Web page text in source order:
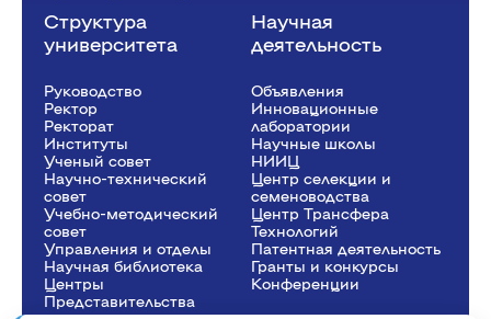
Структура
университета
Руководство
Ректор
Рeкторат
Институты
Ученый совет
Научно-технический
совет
Учебно-методический
совет
Управления и отделы
Научная библиотека
Центры
Представительства
Научная
деятельность
Объявления
Инновационные
лаборатории
Научные школы
НИИЦ
Центр селекции и
семеноводства
Центр Трансфера
Технологий
Патентная деятельность
Гранты и конкурсы
Конференции